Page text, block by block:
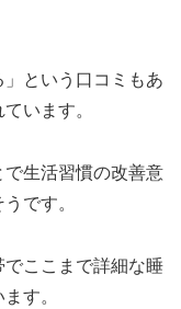
」という口コミもあ
います。
生活習慣の改善意
です。
ここまで詳細な睡
す。